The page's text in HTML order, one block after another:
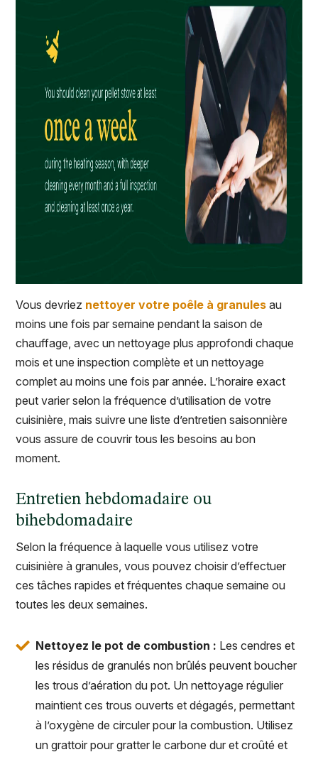
Vous devriez nettoyer votre poêle à granules au
moins une fois par semaine pendant la saison de
chauffage, avec un nettoyage plus approfondi chaque
mois et une inspection complète et un nettoyage
complet au moins une fois par année. L’horaire exact
peut varier selon la fréquence d’utilisation de votre
cuisinière, mais suivre une liste d’entretien saisonnière
vous assure de couvrir tous les besoins au bon
moment.
Entretien hebdomadaire ou
bihebdomadaire
Selon la fréquence à laquelle vous utilisez votre
cuisinière à granules, vous pouvez choisir d’effectuer
ces tâches rapides et fréquentes chaque semaine ou
toutes les deux semaines.
Nettoyez le pot de combustion : Les cendres et
les résidus de granulés non brûlés peuvent boucher
les trous d’aération du pot. Un nettoyage régulier
maintient ces trous ouverts et dégagés, permettant
à l’oxygène de circuler pour la combustion. Utilisez
un grattoir pour gratter le carbone dur et croûté et